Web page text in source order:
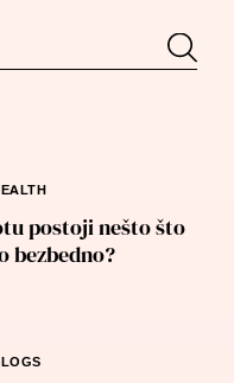
postoji nešto što
bezbedno?